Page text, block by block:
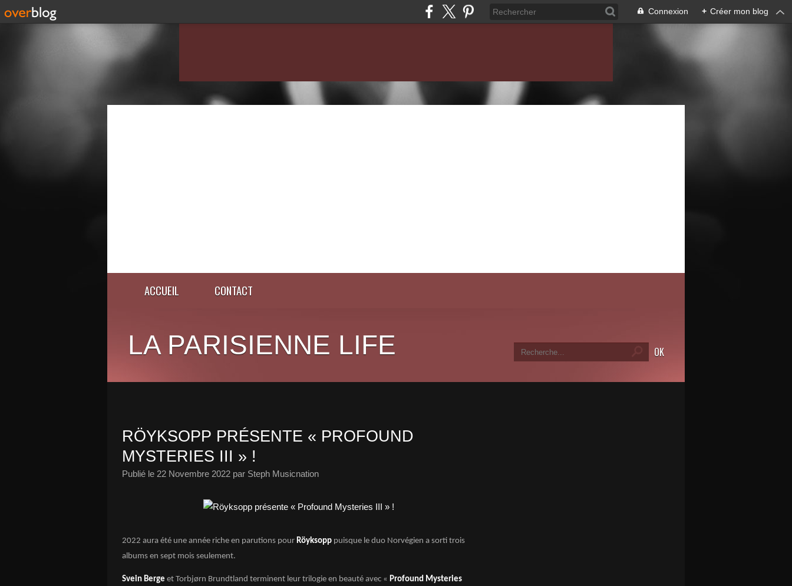
Connexion + Créer mon blog
ACCUEIL CONTACT
LA PARISIENNE LIFE
RÖYKSOPP PRÉSENTE « PROFOUND
MYSTERIES III » !
Publié le 22 Novembre 2022 par Steph Musicnation
2022 aura été une année riche en parutions pour Röyksopp puisque le duo Norvégien a sorti trois
albums en sept mois seulement.
Svein Berge et Torbjørn Brundtland terminent leur trilogie en beauté avec « Profound Mysteries